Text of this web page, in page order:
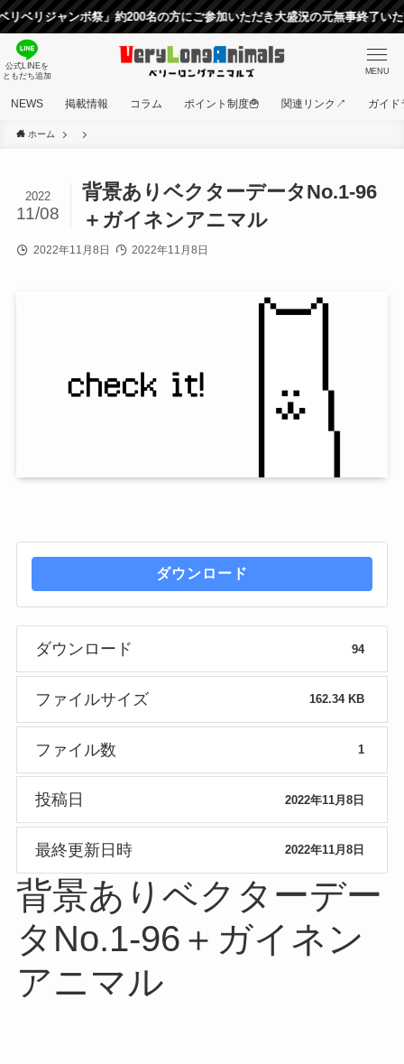
ャンボ祭」約200名の方にご参加いただき大盛況の元無事終了いたしま
公式LINEを
ともだち追加
MENU
NEWS 掲載情報 コラム ポイント制度🍟 関連リンク↗ ガイド
ホーム
背景ありベクターデータNo.1-96
＋ガイネンアニマル
2022
11/08
2022年11月8日 2022年11月8日
ダウンロード
ダウンロード 94
ファイルサイズ 162.34 KB
ファイル数 1
投稿日 2022年11月8日
最終更新日時 2022年11月8日
背景ありベクターデー
タNo.1-96＋ガイネン
アニマル